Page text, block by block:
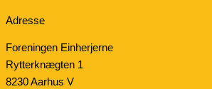
Adresse
Foreningen Einherjerne
Rytterknægten 1
8230 Aarhus V